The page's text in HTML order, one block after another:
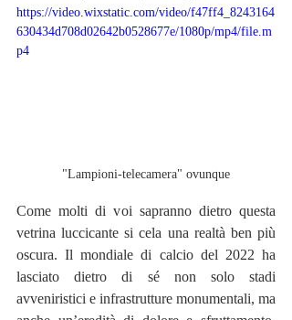
https://video.wixstatic.com/video/f47ff4_8243164
630434d708d02642b0528677e/1080p/mp4/file.m
p4
"Lampioni-telecamera" ovunque
Come molti di voi sapranno dietro questa
vetrina luccicante si cela una realtà ben più
oscura. Il mondiale di calcio del 2022 ha
lasciato dietro di sé non solo stadi
avveniristici e infrastrutture monumentali, ma